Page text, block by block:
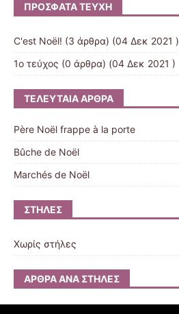
ΠΡΌΣΦΑΤΑ ΤΕΎΧΗ
C'est Noël! (3 άρθρα) (04 Δεκ 2021 )
1ο τεύχος (0 άρθρα) (04 Δεκ 2021 )
ΤΕΛΕΥΤΑΊΑ ΆΡΘΡΑ
Père Noël frappe à la porte
Bûche de Noël
Marchés de Noël
ΣΤΉΛΕΣ
Χωρίς στήλες
ΆΡΘΡΑ ΑΝΆ ΣΤΉΛΕΣ